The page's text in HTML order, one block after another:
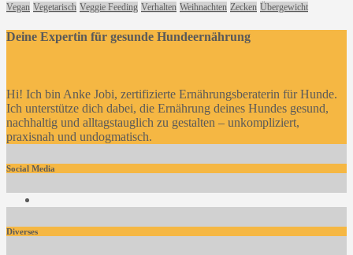
Vegan Vegetarisch Veggie Feeding Verhalten Weihnachten Zecken Übergewicht
Deine Expertin für gesunde Hundeernährung
Hi! Ich bin Anke Jobi, zertifizierte Ernährungsberaterin für Hunde.
Ich unterstütze dich dabei, die Ernährung deines Hundes gesund,
nachhaltig und alltagstauglich zu gestalten – unkompliziert,
praxisnah und undogmatisch.
Social Media
Diverses